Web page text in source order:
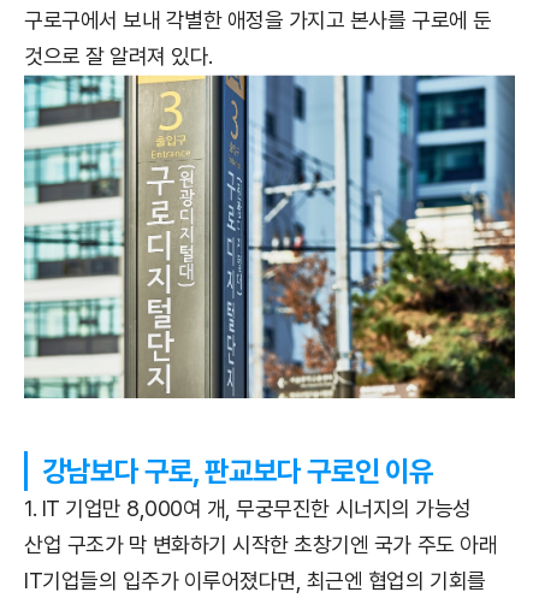
구로구에서 보내 각별한 애정을 가지고 본사를 구로에 둔
것으로 잘 알려져 있다.
강남보다 구로, 판교보다 구로인 이유
1. IT 기업만 8,000여 개, 무궁무진한 시너지의 가능성
산업 구조가 막 변화하기 시작한 초창기엔 국가 주도 아래
IT기업들의 입주가 이루어졌다면, 최근엔 협업의 기회를